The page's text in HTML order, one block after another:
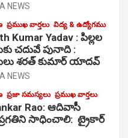
NEWS
ప్రముఖ వార్తలు విద్య & ఉద్యోగము
Kumar Yadav : పిల్లల
చదువే పునాది :
శరత్ కుమార్ యాదవ్
NEWS
ప్రజా సమస్యలు ప్రముఖ వార్తలు
Rao: ఆదివాసీ
సాధించాలి: ట్రైకార్